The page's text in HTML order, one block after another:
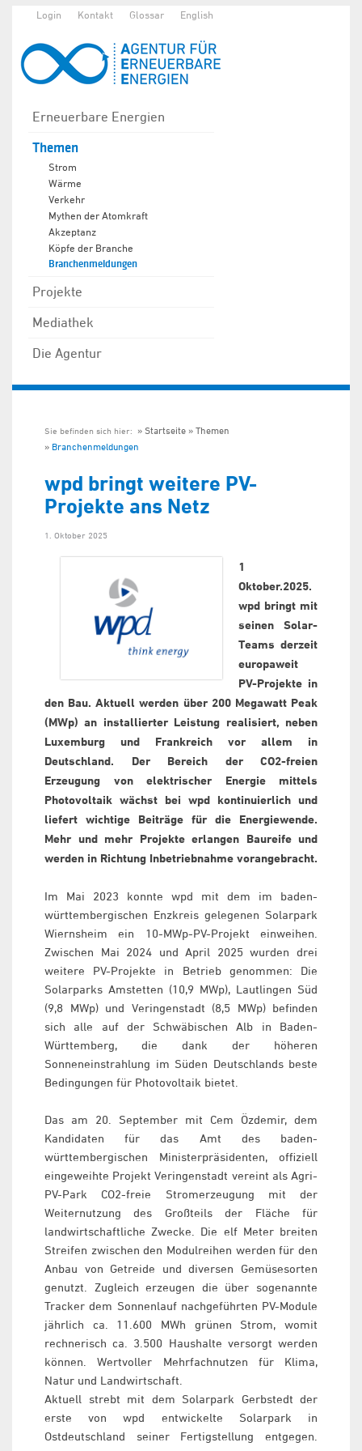
Login Kontakt Glossar English
Erneuerbare Energien
Themen
Strom
Wärme
Verkehr
Mythen der Atomkraft
Akzeptanz
Köpfe der Branche
Branchenmeldungen
Projekte
Mediathek
Die Agentur
Sie befinden sich hier: Startseite
Themen
Branchenmeldungen
wpd bringt weitere PV-
Projekte ans Netz
1. Oktober 2025
1
Oktober.2025.
wpd bringt mit
seinen Solar-
Teams derzeit
europaweit
PV-Projekte in
den Bau. Aktuell werden über 200 Megawatt Peak
(MWp) an installierter Leistung realisiert, neben
Luxemburg und Frankreich vor allem in
Deutschland. Der Bereich der CO2-freien
Erzeugung von elektrischer Energie mittels
Photovoltaik wächst bei wpd kontinuierlich und
liefert wichtige Beiträge für die Energiewende.
Mehr und mehr Projekte erlangen Baureife und
werden in Richtung Inbetriebnahme vorangebracht.
Im Mai 2023 konnte wpd mit dem im baden-
württembergischen Enzkreis gelegenen Solarpark
Wiernsheim ein 10-MWp-PV-Projekt einweihen.
Zwischen Mai 2024 und April 2025 wurden drei
weitere PV-Projekte in Betrieb genommen: Die
Solarparks Amstetten (10,9 MWp), Lautlingen Süd
(9,8 MWp) und Veringenstadt (8,5 MWp) befinden
sich alle auf der Schwäbischen Alb in Baden-
Württemberg, die dank der höheren
Sonneneinstrahlung im Süden Deutschlands beste
Bedingungen für Photovoltaik bietet.
Das am 20. September mit Cem Özdemir, dem
Kandidaten für das Amt des baden-
württembergischen Ministerpräsidenten, offiziell
eingeweihte Projekt Veringenstadt vereint als Agri-
PV-Park CO2-freie Stromerzeugung mit der
Weiternutzung des Großteils der Fläche für
landwirtschaftliche Zwecke. Die elf Meter breiten
Streifen zwischen den Modulreihen werden für den
Anbau von Getreide und diversen Gemüsesorten
genutzt. Zugleich erzeugen die über sogenannte
Tracker dem Sonnenlauf nachgeführten PV-Module
jährlich ca. 11.600 MWh grünen Strom, womit
rechnerisch ca. 3.500 Haushalte versorgt werden
können. Wertvoller Mehrfachnutzen für Klima,
Natur und Landwirtschaft.
Aktuell strebt mit dem Solarpark Gerbstedt der
erste von wpd entwickelte Solarpark in
Ostdeutschland seiner Fertigstellung entgegen.